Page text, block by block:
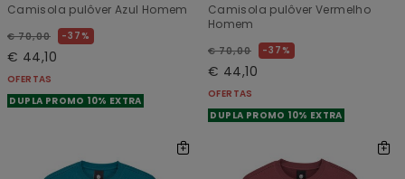
Camisola pulôver Azul Homem
€ 70,00 37%
€ 44,10
OFERTAS
DUPLA PROMO 10% EXTRA
Camisola pulôver Vermelho
Homem
€ 70,00 37%
€ 44,10
OFERTAS
DUPLA PROMO 10% EXTRA